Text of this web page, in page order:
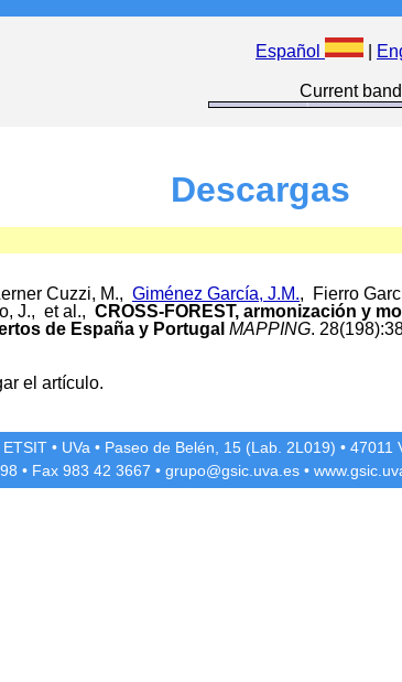
Español
Current
Descargas
Cuzzi, M., Giménez García, J.M., Fierro
J., et al., CROSS-FOREST, armonización y
de España y Portugal MAPPING.
el artículo.
ETSIT • UVa • Paseo de Belén, 15 (Lab. 2L019) •47011
• Fax 983 42 3667 • grupo@gsic.uva.es•